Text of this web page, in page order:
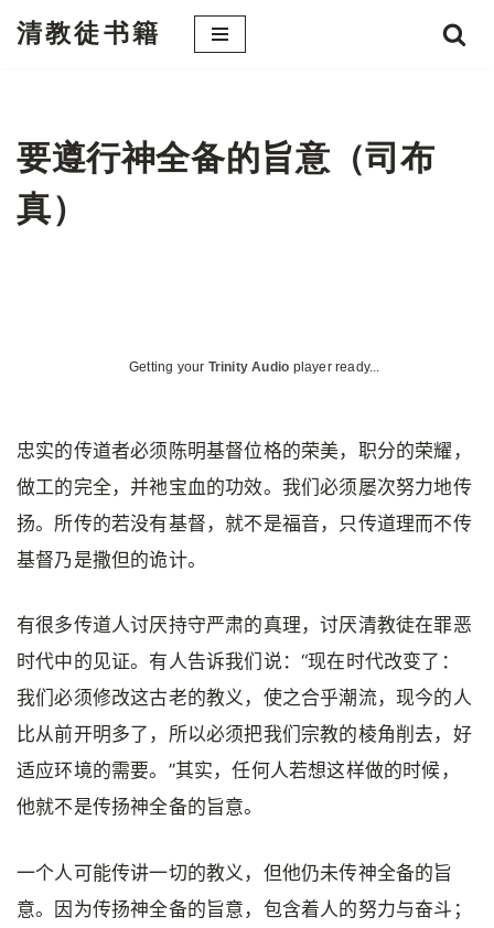
文
清教徒书籍
要遵行神全备的旨意（司布
真）
Getting your Trinity Audio player ready...
忠实的传道者必须陈明基督位格的荣美，职分的荣耀，
做工的完全，并祂宝血的功效。我们必须屡次努力地传
扬。所传的若没有基督，就不是福音，只传道理而不传
基督乃是撒但的诡计。
有很多传道人讨厌持守严肃的真理，讨厌清教徒在罪恶
时代中的见证。有人告诉我们说：“现在时代改变了：
我们必须修改这古老的教义，使之合乎潮流，现今的人
比从前开明多了，所以必须把我们宗教的棱角削去，好
适应环境的需要。”其实，任何人若想这样做的时候，
他就不是传扬神全备的旨意。
一个人可能传讲一切的教义，但他仍未传神全备的旨
意。因为传扬神全备的旨意，包含着人的努力与奋斗；